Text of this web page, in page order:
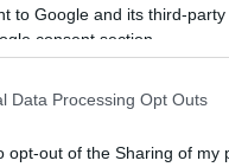
to Google and its third-
consent section.
Data Processing Opt Outs
opt-out of the Sharing of my
οι
λειτουργία, καθώς
μεταξύ των
των νευρώνων.